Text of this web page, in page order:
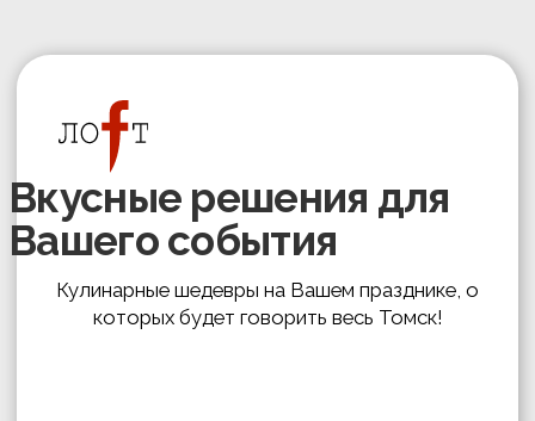
Вкусные решения для
Вашего события
Кулинарные шедевры на Вашем празднике, о
которых будет говорить весь Томск!